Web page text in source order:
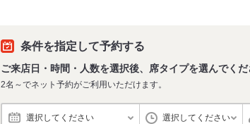
条件を指定して予約する
ご来店日・時間・人数を選択後、席タイプを選んでくだ
2名～でネット予約がご利用いただけます。
選択してください 選択してください